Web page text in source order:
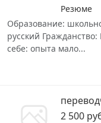
Резюме
Образование:
русский
себе: опыта мало...
2 500